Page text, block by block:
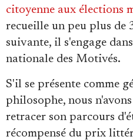
citoyenne aux élections
recueille un peu plus de
suivante, il s'engage
nationale des Motivés.
S'il se présente comme
philosophe, nous
retracer son parcours
récompensé du prix